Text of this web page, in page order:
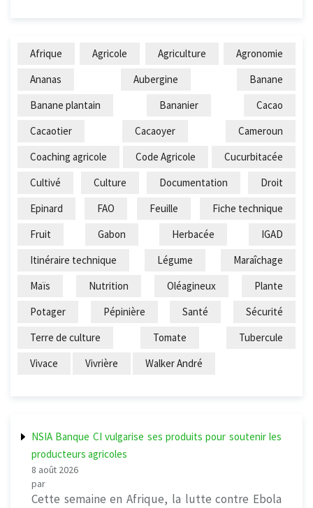
Afrique Agricole Agriculture
Agronomie
Ananas
Aubergine
Banane
Banane plantain
Bananier
Cacao
Cacaotier
Cacaoyer
Cameroun
Coaching agricole
Code Agricole
Cucurbitacée
Cultivé
Culture Documentation
Droit
Epinard
FAO Feuille
Fiche technique
Fruit
Gabon Herbacée
IGAD
Itinéraire technique
Légume
Maraîchage
Maïs
Nutrition Oléagineux
Plante
Potager
Pépinière Santé
Sécurité
Terre de culture
Tomate
Tubercule
Vivace
Vivrière Walker André
NSIA Banque CI vulgarise ses produits pour soutenir les
producteurs agricoles
8 août 2026
par
Cette semaine en Afrique, la lutte contre Ebola